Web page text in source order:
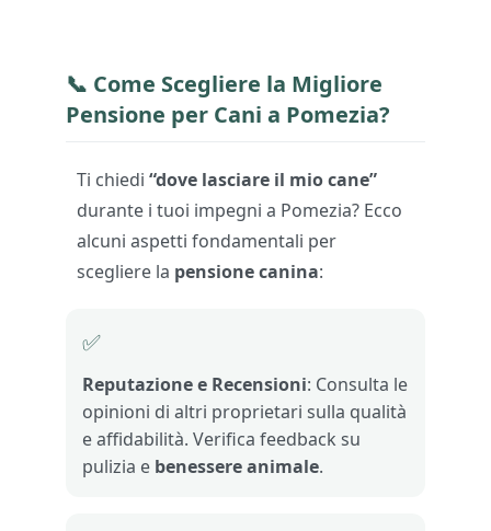
📞 Come Scegliere la Migliore
Pensione per Cani a Pomezia?
Ti chiedi “dove lasciare il mio cane”
durante i tuoi impegni a Pomezia? Ecco
alcuni aspetti fondamentali per
scegliere la pensione canina:
✅
Reputazione e Recensioni: Consulta le
opinioni di altri proprietari sulla qualità
e affidabilità. Verifica feedback su
pulizia e benessere animale.